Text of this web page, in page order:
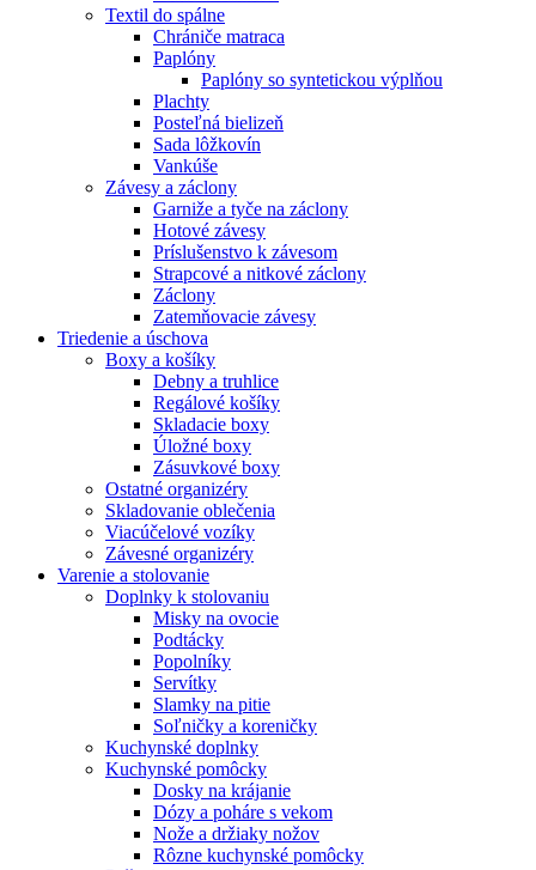
Textil do spálne
Chrániče matraca
Paplóny
Paplóny so syntetickou výplňou
Plachty
Posteľná bielizeň
Sada lôžkovín
Vankúše
Závesy a záclony
Garniže a tyče na záclony
Hotové závesy
Príslušenstvo k závesom
Strapcové a nitkové záclony
Záclony
Zatemňovacie závesy
Triedenie a úschova
Boxy a košíky
Debny a truhlice
Regálové košíky
Skladacie boxy
Úložné boxy
Zásuvkové boxy
Ostatné organizéry
Skladovanie oblečenia
Viacúčelové vozíky
Závesné organizéry
Varenie a stolovanie
Doplnky k stolovaniu
Misky na ovocie
Podtácky
Popolníky
Servítky
Slamky na pitie
Soľničky a koreničky
Kuchynské doplnky
Kuchynské pomôcky
Dosky na krájanie
Dózy a poháre s vekom
Nože a držiaky nožov
Rôzne kuchynské pomôcky